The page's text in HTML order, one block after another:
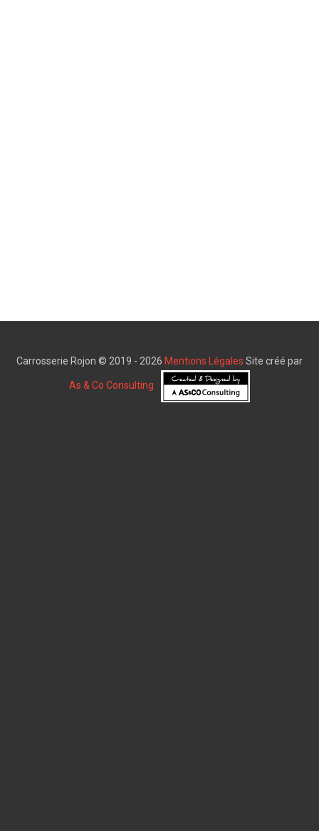
Carrosserie Rojon © 2019 - 2026 Mentions Légales Site créé par
As & Co Consulting